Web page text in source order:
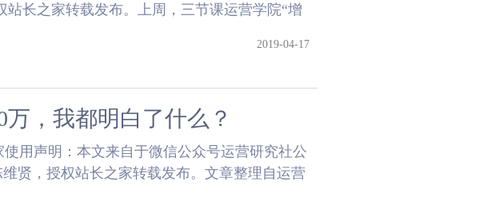
站长之家转载发布。上周，三节课运营学院“增
2019-04-17
，我都明白了什么？
用声明：本文来自于微信公众号运营研究社公
贤，授权站长之家转载发布。文章整理自运营